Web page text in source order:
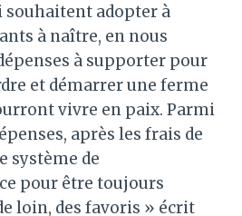
souhaitent adopter à
à naître, en nous
à supporter pour
et démarrer une ferme
vivre en paix. Parmi
après les frais de
système de
pour être toujours
loin, des favoris » écrit